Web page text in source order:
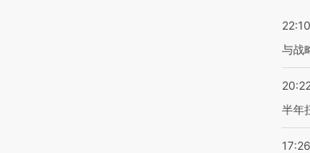
22:10
与战
半年
17:26